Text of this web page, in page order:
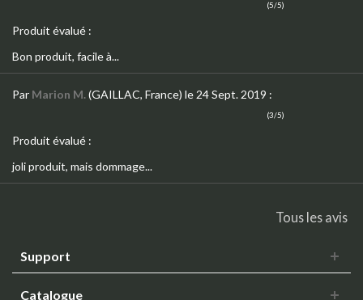
(5/5)
Produit évalué :
Bon produit, facile à...
Par Marion M.(GAILLAC, France) le 24 Sept. 2019 :
(3/5)
Produit évalué :
joli produit, mais dommage...
Tous les avis
Support
Catalogue